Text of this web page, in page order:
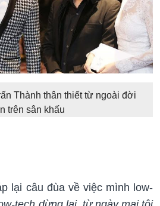
Thành thân thiết từ ngoài đời
trên sân khấu
lại câu đùa về việc mình low-